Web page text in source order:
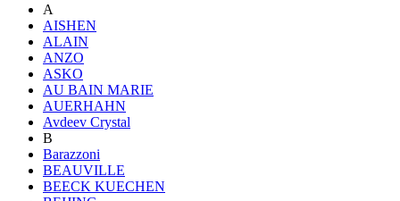
A
AISHEN
ALAIN
ANZO
ASKO
AU BAIN MARIE
AUERHAHN
Avdeev Crystal
B
Barazzoni
BEAUVILLE
BEECK KUECHEN